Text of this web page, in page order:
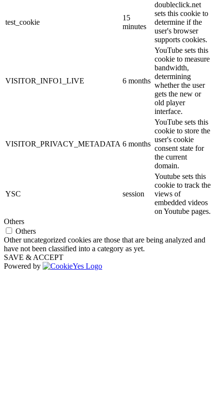
test_cookie
15
minutes
doubleclick.net
sets this cookie to
determine if the
user's browser
supports cookies.
VISITOR_INFO1_LIVE 6 months
YouTube sets this
cookie to measure
bandwidth,
determining
whether the user
gets the new or
old player
interface.
VISITOR_PRIVACY_METADATA 6 months
YouTube sets this
cookie to store the
user's cookie
consent state for
the current
domain.
YSC session
Youtube sets this
cookie to track the
views of
embedded videos
on Youtube pages.
Others
Others
Other uncategorized cookies are those that are being analyzed and
have not been classified into a category as yet.
SAVE & ACCEPT
Powered by